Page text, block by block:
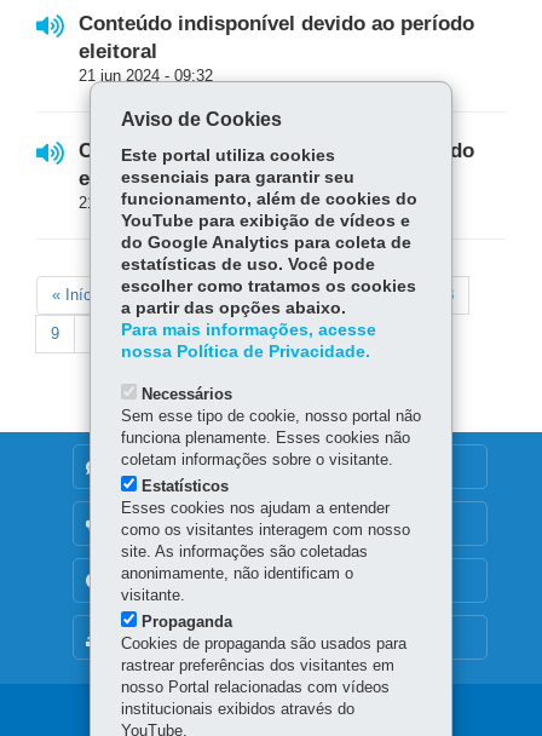
Conteúdo indisponível devido ao período
eleitoral
21 jun 2024 - 09:32
Conteúdo indisponível devido ao período
eleitoral
21 jun 2024 - 09:28
Paginação
Primeira
página
« Início
Página
anterior
‹‹ Page
1 Page
2 Page
3 Page
4
Página
atual
5 Page
6 Page
7 Page
8
Page
9
Próxima
página
Última
página
Fim »
MAPA DO SITE
DENUNCIE CORRUPÇÃO
TRANSPARÊNCIA INSTITUCIONAL
Aviso de Cookies
Este portal utiliza cookies
essenciais para garantir seu
funcionamento, além de cookies do
YouTube para exibição de vídeos e
do Google Analytics para coleta de
estatísticas de uso. Você pode
escolher como tratamos os cookies
a partir das opções abaixo.
Para mais informações, acesse
nossa Política de Privacidade.
Necessários
Sem esse tipo de cookie, nosso portal não
funciona plenamente. Esses cookies não
coletam informações sobre o visitante.
Estatísticos
Esses cookies nos ajudam a entender
como os visitantes interagem com nosso
site. As informações são coletadas
anonimamente, não identificam o
visitante.
Propaganda
Cookies de propaganda são usados para
rastrear preferências dos visitantes em
nosso Portal relacionadas com vídeos
institucionais exibidos através do
YouTube.